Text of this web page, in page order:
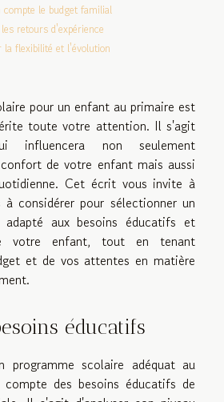
compte le budget familial
retours d'expérience
la flexibilité et l'évolution
pour un enfant au primaire est
toute votre attention. Il s'agit
influencera non seulement
de votre enfant mais aussi
Cet écrit vous invite à
considérer pour sélectionner un
aux besoins éducatifs et
votre enfant, tout en tenant
et de vos attentes en matière
éducatifs
programme scolaire adéquat au
des besoins éducatifs de